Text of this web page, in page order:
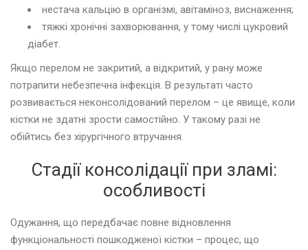
нестача кальцію в організмі, авітаміноз, виснаження;
тяжкі хронічні захворювання, у тому числі цукровий
діабет.
Якщо перелом не закритий, а відкритий, у рану може
потрапити небезпечна інфекція. В результаті часто
розвивається неконсолідований перелом – це явище, коли
кістки не здатні зрости самостійно. У такому разі не
обійтись без хірургічного втручання.
Стадії консолідації при зламі:
особливості
Одужання, що передбачає повне відновлення
функціональності пошкодженої кістки – процес, що